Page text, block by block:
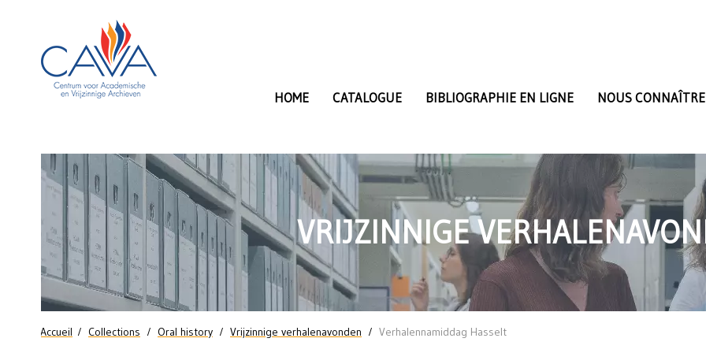
HOME CATALOGUE BIBLIOGRAPHIE EN LIGNE NOUS CONNAÎTRE
Hasselt:
Jong
en
vrijzinnig
(zondag
15
VRIJZINNIGE
Vous êtes ici
Accueil Collections Oral history Vrijzinnige verhalenavonden Verhalennamiddag Hasselt